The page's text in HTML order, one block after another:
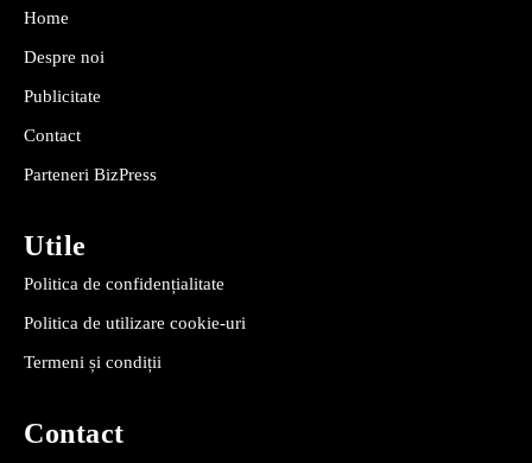
Home
Despre noi
Publicitate
Contact
Parteneri BizPress
Utile
Politica de confidențialitate
Politica de utilizare cookie-uri
Termeni și condiții
Contact